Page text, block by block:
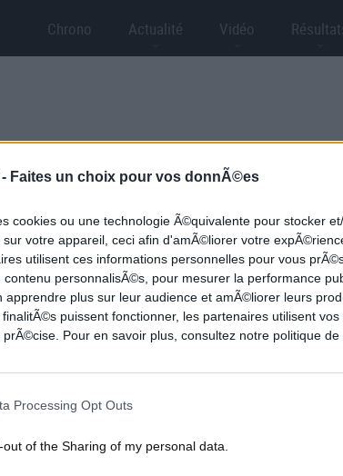
Faites un choix pour vos donnÃ©es
cookies ou une technologie Ã©quivalente pour stocker
votre appareil, ceci afin d'amÃ©liorer votre
utilisent ces informations personnelles pour vous
contenu personnalisÃ©s, pour mesurer la performance
apprendre plus sur leur audience et amÃ©liorer leurs
puissent fonctionner, les partenaires utilisent
Pour en savoir plus, consultez notre politique de
Processing Opt Outs
of the Sharing of my personal data.
Chrono Actualité Vidéo